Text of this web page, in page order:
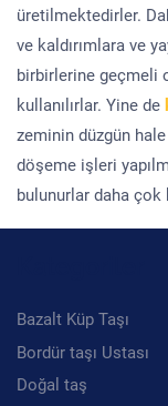
üretilmektedirler.
ve kaldırımlara ve
birbirlerine geçmeli
kullanılırlar. Yine de
zeminin düzgün
döşeme işleri
bulunurlar daha çok
Bazalt Küp Taşı
Bordür taşı Ustası
Doğal taş